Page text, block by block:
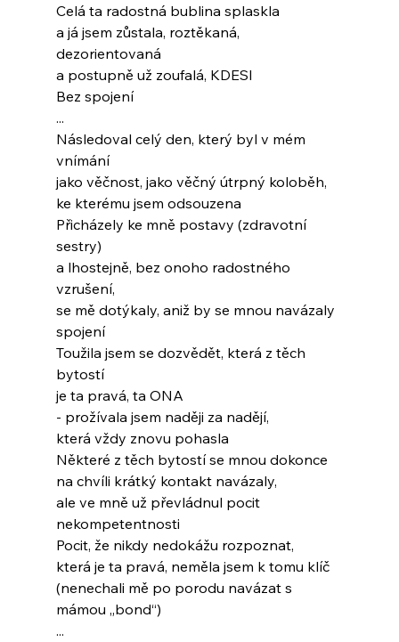
Celá ta radostná bublina splaskla
a já jsem zůstala, roztěkaná,
dezorientovaná
a postupně už zoufalá, KDESI
Bez spojení
...
Následoval celý den, který byl v mém
vnímání
jako věčnost, jako věčný útrpný koloběh,
ke kterému jsem odsouzena
Přicházely ke mně postavy (zdravotní
sestry)
a lhostejně, bez onoho radostného
vzrušení,
se mě dotýkaly, aniž by se mnou navázaly
spojení
Toužila jsem se dozvědět, která z těch
bytostí
je ta pravá, ta ONA
- prožívala jsem naději za nadějí,
která vždy znovu pohasla
Některé z těch bytostí se mnou dokonce
na chvíli krátký kontakt navázaly,
ale ve mně už převládnul pocit
nekompetentnosti
Pocit, že nikdy nedokážu rozpoznat,
která je ta pravá, neměla jsem k tomu klíč
(nenechali mě po porodu navázat s
mámou „bond“)
...